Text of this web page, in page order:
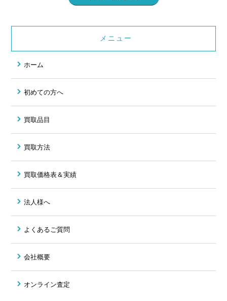
メニュー
ホーム
初めての方へ
買取品目
買取方法
買取価格表＆実績
法人様へ
よくあるご質問
会社概要
オンライン査定